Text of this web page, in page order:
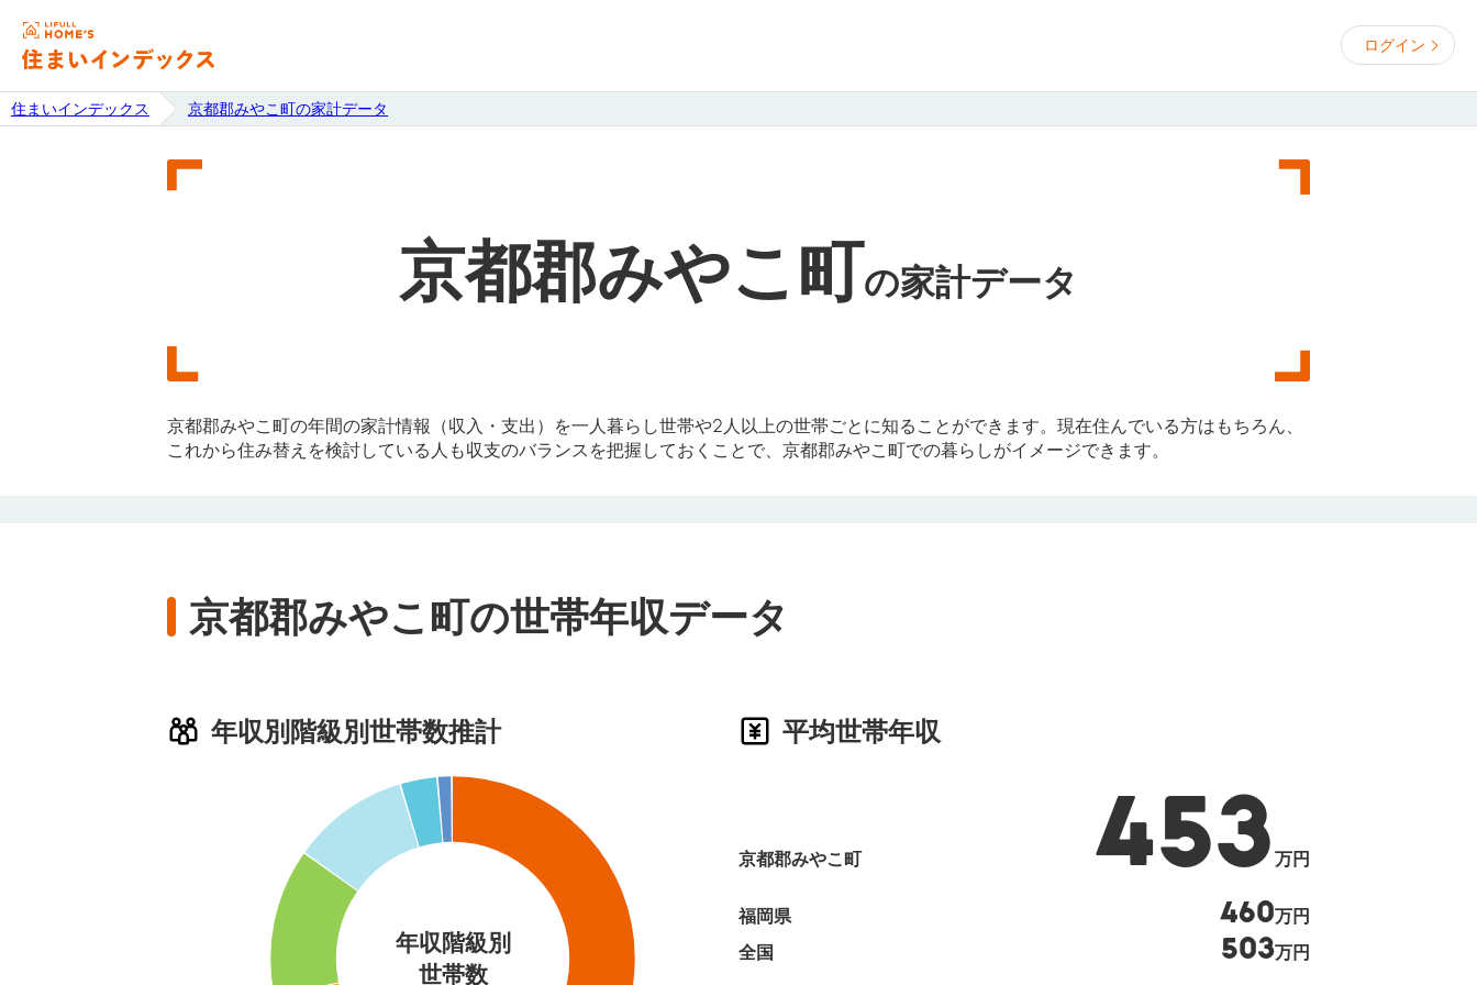
ログイン
住まいインデックス 京都郡みやこ町の家計データ
京都郡みやこ町の家計データ
京都郡みやこ町の年間の家計情報（収入・支出）を一人暮らし世帯や2人以上の世帯ごとに知ることができます。現在住んでいる方はもちろん、
これから住み替えを検討している人も収支のバランスを把握しておくことで、京都郡みやこ町での暮らしがイメージできます。
京都郡みやこ町の世帯年収データ
年収別階級別世帯数推計
年収階級別
世帯数
平均世帯年収
京都郡みやこ町 453 万円
福岡県 460万円
全国
503万円